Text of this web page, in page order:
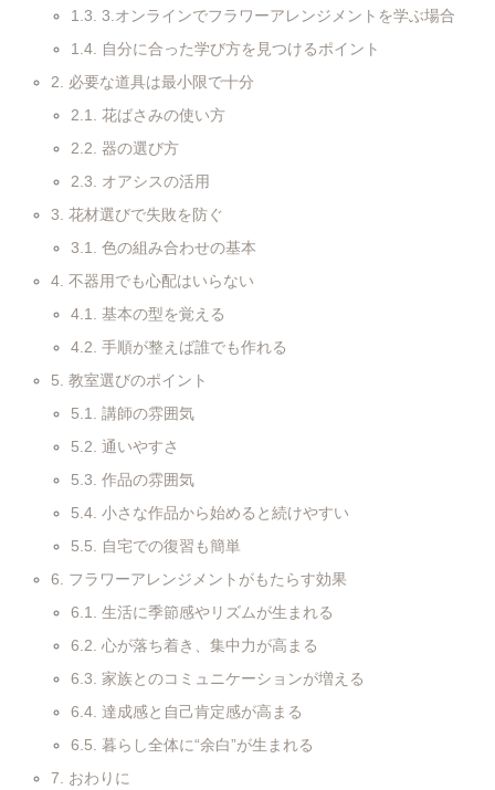
1.3. 3.オンラインでフラワーアレンジメントを学ぶ場合
1.4.
自分に合った学び方を見つけるポイント
2.
必要な道具は最小限で十分
2.1.
花ばさみの使い方
2.2. 器の選び方
2.3.
オアシスの活用
3. 花材選びで失敗を防ぐ
3.1.
色の組み合わせの基本
4. 不器用でも心配はいらない
4.1.
基本の型を覚える
4.2. 手順が整えば誰でも作れる
5. 教室選びのポイント
5.1.
講師の雰囲気
5.2. 通いやすさ
5.3. 作品の雰囲気
5.4. 小さな作品から始めると続けやすい
5.5.
自宅での復習も簡単
6.
フラワーアレンジメントがもたらす効果
6.1.
生活に季節感やリズムが生まれる
6.2. 心が落ち着き、集中力が高まる
6.3. 家族とのコミュニケーションが増える
6.4. 達成感と自己肯定感が高まる
6.5. 暮らし全体に“余白”が生まれる
7.
おわりに